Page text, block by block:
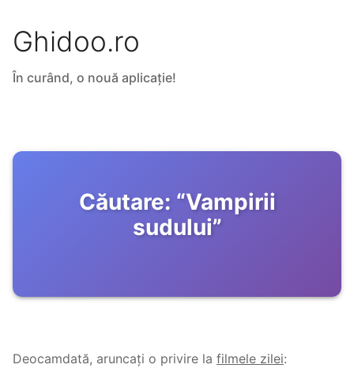
Ghidoo.ro
În curând, o nouă aplicație!
Căutare: “Vampirii
sudului”
Deocamdată, aruncați o privire la filmele zilei: